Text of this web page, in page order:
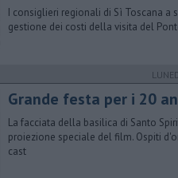
I consiglieri regionali di Sì Toscana a
gestione dei costi della visita del
Grande festa per i 20
La facciata della basilica di Santo
proiezione speciale del film. Ospiti
cast